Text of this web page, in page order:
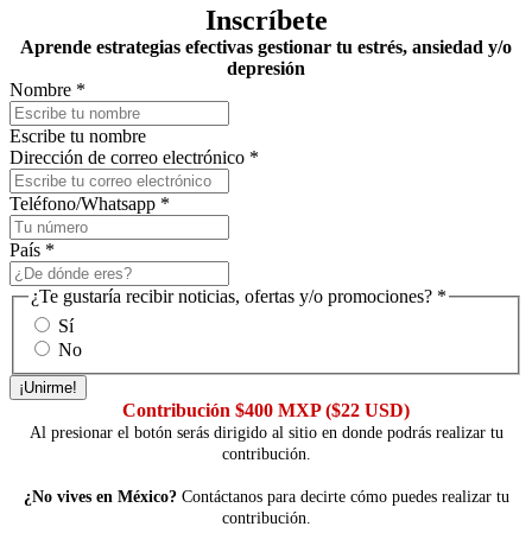
Inscríbete
Aprende estrategias efectivas gestionar tu estrés, ansiedad y/o
depresión
Nombre *
Escribe tu nombre
Dirección de correo electrónico *
Teléfono/Whatsapp *
País *
¿Te gustaría recibir noticias, ofertas y/o promociones? *
Sí
No
¡Unirme!
Contribución $400 MXP ($22 USD)
Al presionar el botón serás dirigido al sitio en donde podrás realizar tu
contribución.
¿No vives en México?Contáctanos para decirte cómo puedes realizar tu
contribución.